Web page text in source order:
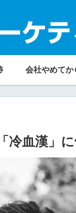
ケ
会社やめてか
冷血漢」